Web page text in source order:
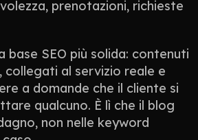
prenotazioni, richieste
base SEO più solida: contenuti
collegati al servizio reale e
a domande che il cliente si
qualcuno. È lì che il blog
non nelle keyword